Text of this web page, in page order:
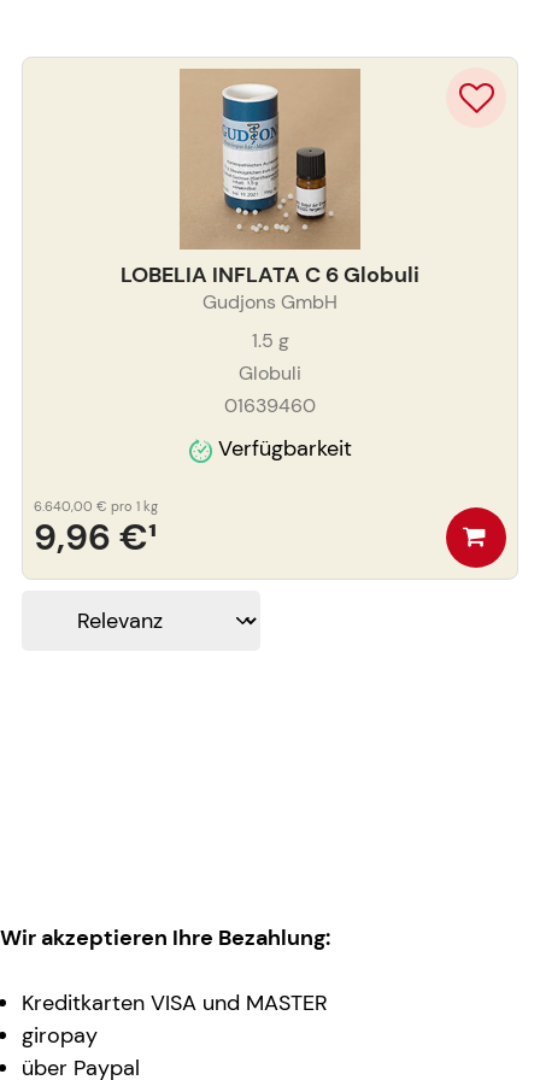
LOBELIA INFLATA C 6 Globuli
Gudjons GmbH
1.5 g
Globuli
01639460
Verfügbarkeit
9,96 €¹
6.640,00 € pro 1 kg
Wir akzeptieren Ihre Bezahlung:
Kreditkarten VISA und MASTER
giropay
über Paypal